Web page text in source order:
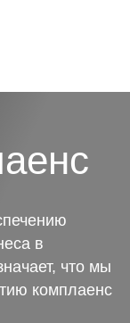
в
что мы
комплаенс